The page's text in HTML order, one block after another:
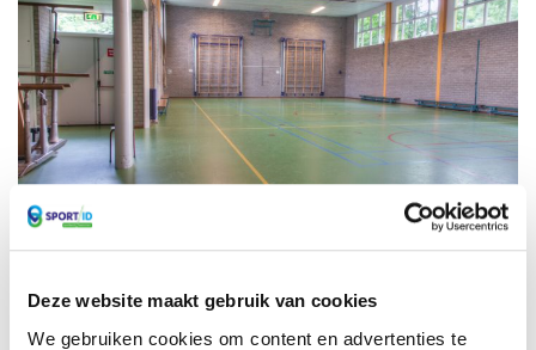
Deze website maakt gebruik van cookies
We gebruiken cookies om content en advertenties te